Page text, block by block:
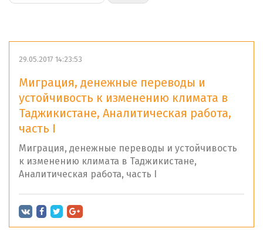
29.05.2017 14:23:53
Миграция, денежные переводы и
устойчивость к изменению климата в
Таджикистане, Аналитическая работа,
часть I
Миграция, денежные переводы и устойчивость
к изменению климата в Таджикистане,
Аналитическая работа, часть I